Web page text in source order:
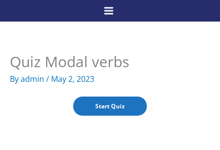
to
Quiz Modal verbs
Byadmin / May 2, 2023